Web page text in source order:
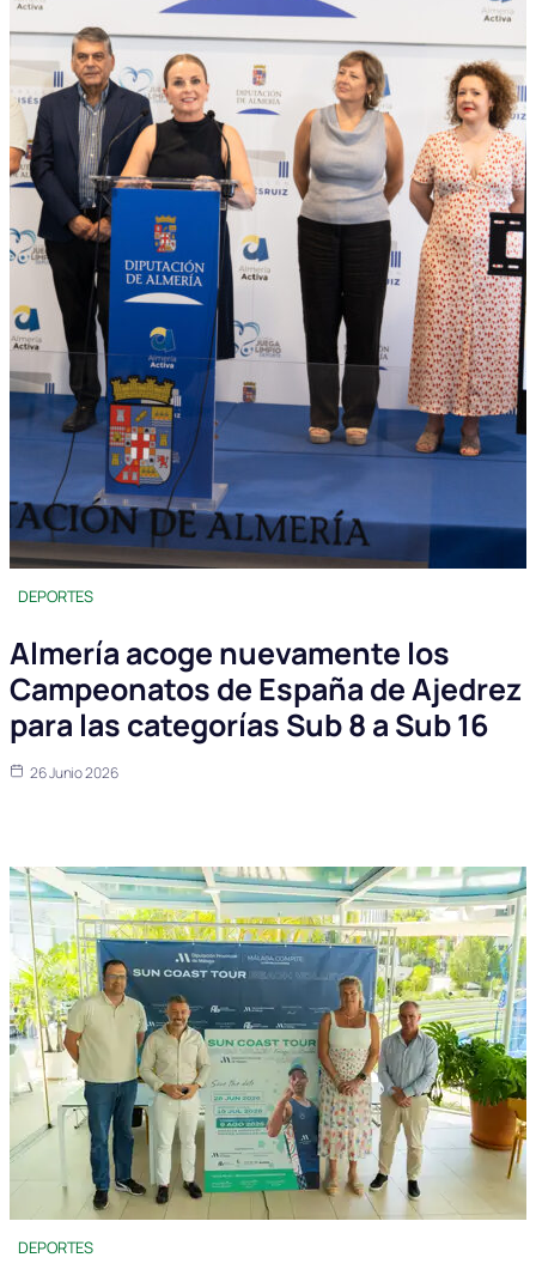
DEPORTES
Almería acoge nuevamente los
Campeonatos de España de Ajedrez
para las categorías Sub 8 a Sub 16
26 Junio 2026
DEPORTES